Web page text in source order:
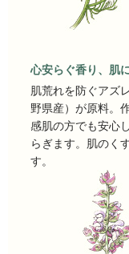
心安らぐ香り、肌
肌荒れを防ぐアズ
野県産）が原料。
感肌の方でも安心
らぎます。肌のく
す。